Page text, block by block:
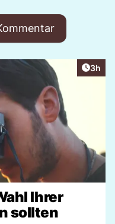
3h
Ihrer
sollten